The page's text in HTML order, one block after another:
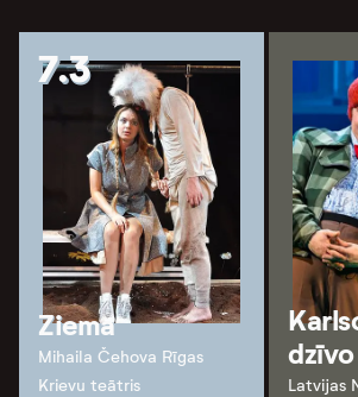
7.3
Ziema
Mihaila Čehova Rīgas
Krievu teātris
Latvijas